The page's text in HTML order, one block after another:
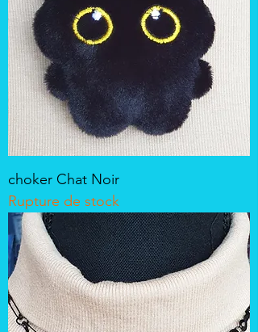
choker Chat Noir
Rupture de stock